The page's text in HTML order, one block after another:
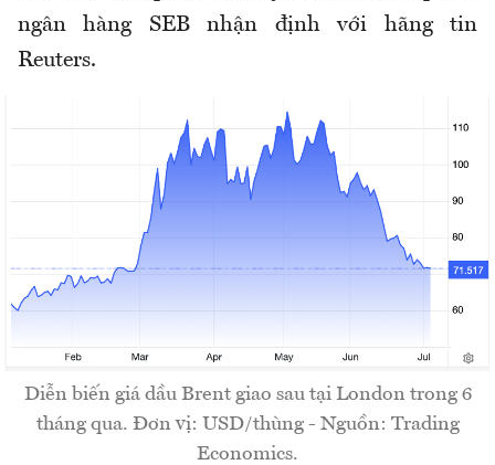
ngân hàng SEB nhận định với hãng tin
Reuters.
Diễn biến giá dầu Brent giao sau tại London trong 6
tháng qua. Đơn vị: USD/thùng - Nguồn: Trading
Economics.